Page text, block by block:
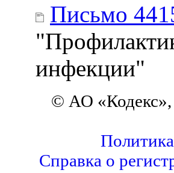
Письмо
инфекции"
© АО «Кодекс»,
Справка о